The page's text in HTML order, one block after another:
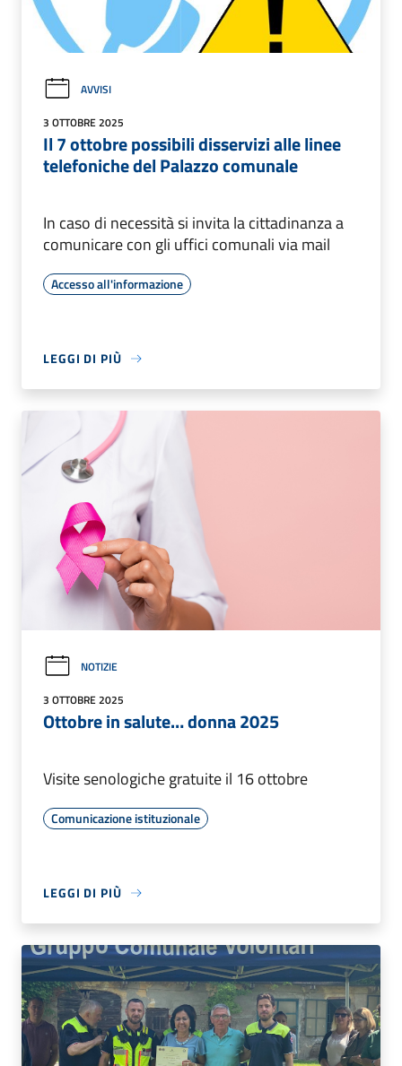
AVVISI
3 OTTOBRE 2025
Il 7 ottobre possibili disservizi alle linee
telefoniche del Palazzo comunale
In caso di necessità si invita la cittadinanza a
comunicare con gli uffici comunali via mail
Accesso all'informazione
LEGGI DI PIÙ
NOTIZIE
3 OTTOBRE 2025
Ottobre in salute… donna 2025
Visite senologiche gratuite il 16 ottobre
Comunicazione istituzionale
LEGGI DI PIÙ